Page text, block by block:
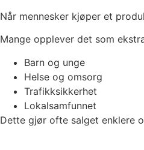
Når mennesker kjøper et
Mange opplever det som
Barn og unge
Helse og omsorg
Trafikksikkerhet
Lokalsamfunnet
Dette gjør ofte salget enklere